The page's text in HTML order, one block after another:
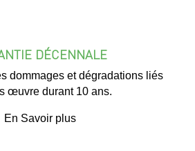
DÉCENNALE
dommages et dégradations liés
œuvre durant 10 ans.
En Savoir plus